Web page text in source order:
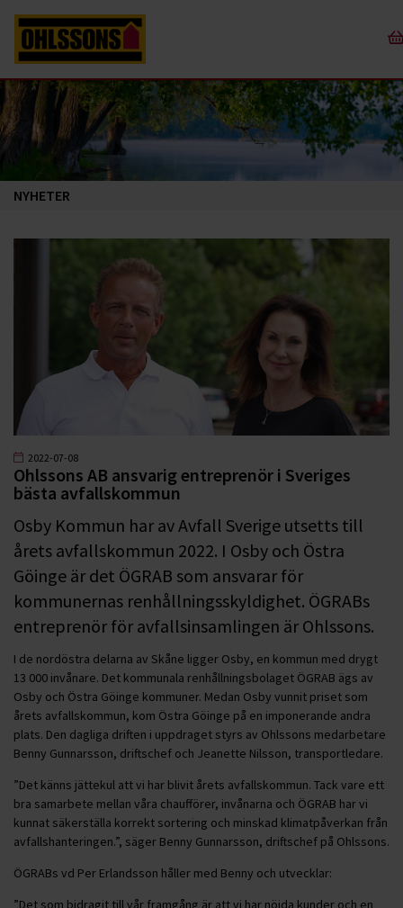
NYHETER
2022-07-08
Ohlssons AB ansvarig entreprenör i Sveriges
bästa avfallskommun
Osby Kommun har av Avfall Sverige utsetts till
årets avfallskommun 2022. I Osby och Östra
Göinge är det ÖGRAB som ansvarar för
kommunernas renhållningsskyldighet. ÖGRABs
entreprenör för avfallsinsamlingen är Ohlssons.
I de nordöstra delarna av Skåne ligger Osby, en kommun med drygt
13 000 invånare. Det kommunala renhållningsbolaget ÖGRAB ägs av
Osby och Östra Göinge kommuner. Medan Osby vunnit priset som
årets avfallskommun, kom Östra Göinge på en imponerande andra
plats. Den dagliga driften i uppdraget styrs av Ohlssons medarbetare
Benny Gunnarsson, driftschef och Jeanette Nilsson, transportledare.
”Det känns jättekul att vi har blivit årets avfallskommun. Tack vare ett
bra samarbete mellan våra chaufförer, invånarna och ÖGRAB har vi
kunnat säkerställa korrekt sortering och minskad klimatpåverkan från
avfallshanteringen.”, säger Benny Gunnarsson, driftschef på Ohlssons.
ÖGRABs vd Per Erlandsson håller med Benny och utvecklar:
”Det som bidragit till vår framgång är att vi har nöjda kunder och en